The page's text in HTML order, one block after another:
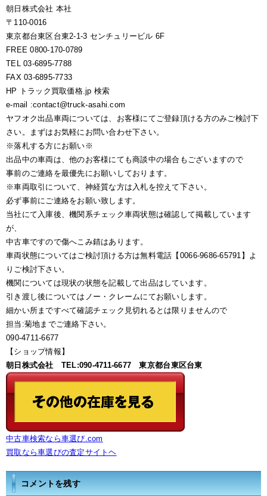
朝日株式会社 本社
〒110-0016
東京都台東区台東2-1-3 センチュリービル 6F
FREE 0800-170-0789
TEL 03-6895-7788
FAX 03-6895-7733
HP トラック買取価格.jp 検索
e-mail :contact@truck-asahi.com
ヤフオク出品車両については、お客様にてご登録頂ける方のみご検討下
さい。まずはお気軽にお問い合わせ下さい。
※落札する方にお願い※
出品中の車両は、他のお客様にても商談中の場合もございますので
事前のご連絡を最優先にお願いしております。
※車両取引について、神経質な方は入札を控えて下さい。
必ず事前にご連絡をお願い致します。
当社にて入庫後、機関系チェック車両状態は確認して掲載しています
が、
中古車ですので傷へこみ錆はあります。
車両状態についてはご検討頂ける方は無料電話【0066-9686-65791】よ
りご検討下さい。
機関については現状の状態を記載して出品はしています。
引き渡し後についてはノー・クレームにてお願いします。
細かい所まですべて確認チェック見切れるとは限りませんので
担当:菊地までご連絡下さい。
090-4711-6677
【ショップ情報】
朝日株式会社 TEL:090-4711-6677 東京都台東区台東
中古車検索なら車選び.com
買取なら車選びの査定サイトヘ
コメントを残す